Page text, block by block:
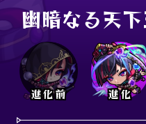
幽暗なる天
進化前 進化